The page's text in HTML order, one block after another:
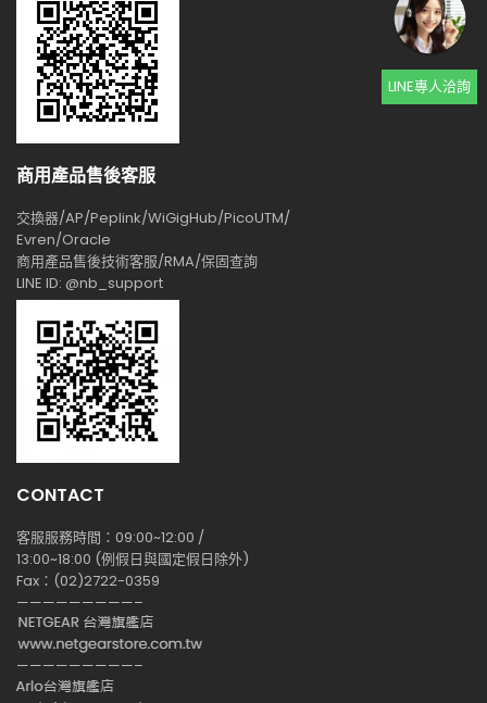
商用產品售後客服
交換器/AP/Peplink/WiGigHub/PicoUTM/
Evren/Oracle
商用產品售後技術客服/RMA/保固查詢
LINE ID: @nb_support
CONTACT
客服服務時間：09:00~12:00 /
13:00~18:00 (例假日與國定假日除外)
Fax：(02)2722-0359
—————————–
—————————–
LINE專人洽詢